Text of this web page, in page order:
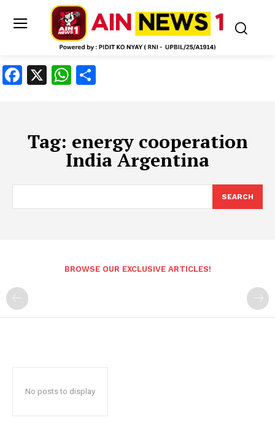
Facebook
X WhatsApp
Tag: energy cooperation
India Argentina
SEARCH
BROWSE OUR EXCLUSIVE ARTICLES!
No posts to display